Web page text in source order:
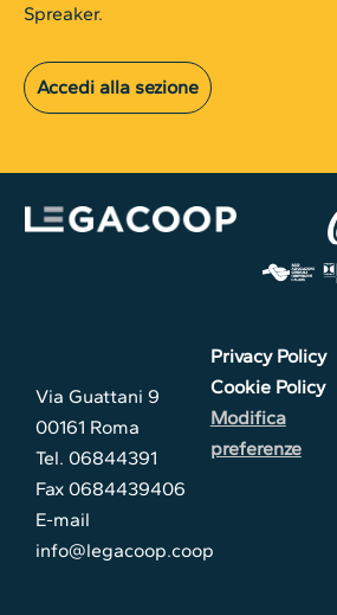
Spreaker.
Accedi alla sezione
Via Guattani 9
00161 Roma
Tel. 06844391
Fax 0684439406
E-mail
info@legacoop.coop
Privacy Policy
Cookie Policy
Modifica
preferenze